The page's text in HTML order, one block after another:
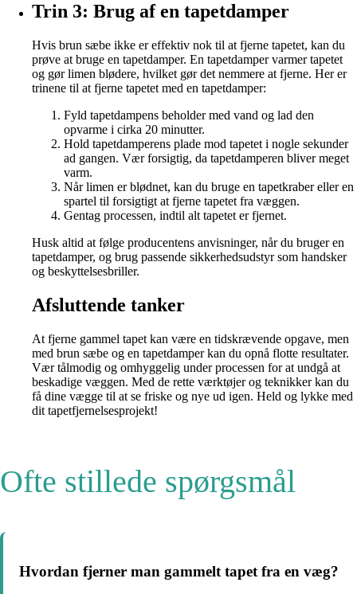
Trin 3: Brug af en tapetdamper
Hvis brun sæbe ikke er effektiv nok til at fjerne tapetet, kan du
prøve at bruge en tapetdamper. En tapetdamper varmer tapetet
og gør limen blødere, hvilket gør det nemmere at fjerne. Her er
trinene til at fjerne tapetet med en tapetdamper:
Fyld tapetdampens beholder med vand og lad den
opvarme i cirka 20 minutter.
Hold tapetdamperens plade mod tapetet i nogle sekunder
ad gangen. Vær forsigtig, da tapetdamperen bliver meget
varm.
Når limen er blødnet, kan du bruge en tapetkraber eller en
spartel til forsigtigt at fjerne tapetet fra væggen.
Gentag processen, indtil alt tapetet er fjernet.
Husk altid at følge producentens anvisninger, når du bruger en
tapetdamper, og brug passende sikkerhedsudstyr som handsker
og beskyttelsesbriller.
Afsluttende tanker
At fjerne gammel tapet kan være en tidskrævende opgave, men
med brun sæbe og en tapetdamper kan du opnå flotte resultater.
Vær tålmodig og omhyggelig under processen for at undgå at
beskadige væggen. Med de rette værktøjer og teknikker kan du
få dine vægge til at se friske og nye ud igen. Held og lykke med
dit tapetfjernelsesprojekt!
Ofte stillede spørgsmål
Hvordan fjerner man gammelt tapet fra en væg?